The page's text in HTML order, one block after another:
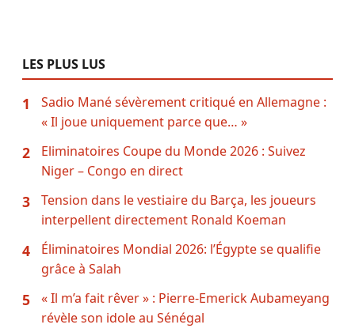
LES PLUS LUS
1
Sadio Mané sévèrement critiqué en Allemagne :
« Il joue uniquement parce que… »
2
Eliminatoires Coupe du Monde 2026 : Suivez
Niger – Congo en direct
3
Tension dans le vestiaire du Barça, les joueurs
interpellent directement Ronald Koeman
4
Éliminatoires Mondial 2026: l’Égypte se qualifie
grâce à Salah
5
« Il m’a fait rêver » : Pierre-Emerick Aubameyang
révèle son idole au Sénégal